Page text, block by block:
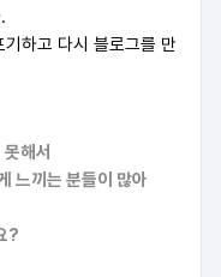
하고 다시 블로그를 만
해서
느끼는 분들이 많아
?